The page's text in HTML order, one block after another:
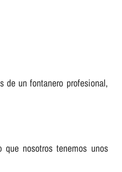
de un fontanero profesional,
nosotros tenemos unos